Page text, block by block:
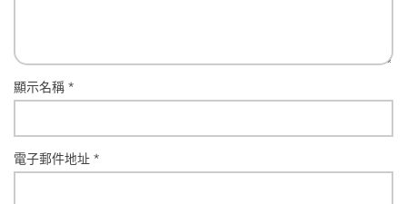
顯示名稱*
電子郵件地址*